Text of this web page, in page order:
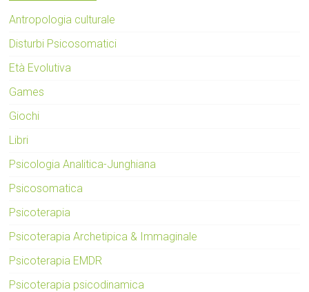
Antropologia culturale
Disturbi Psicosomatici
Età Evolutiva
Games
Giochi
Libri
Psicologia Analitica-Junghiana
Psicosomatica
Psicoterapia
Psicoterapia Archetipica & Immaginale
Psicoterapia EMDR
Psicoterapia psicodinamica